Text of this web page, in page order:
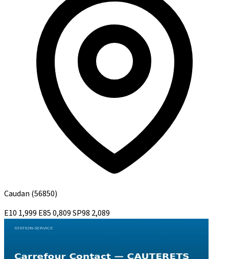
Caudan (56850)
E10 1,999 E850,809SP98 2,089